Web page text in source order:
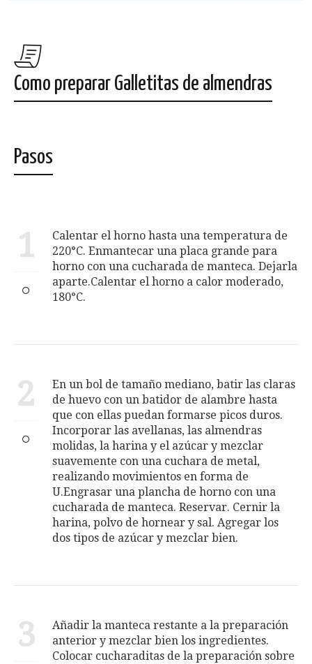
Como preparar Galletitas de almendras
Pasos
1
Calentar el horno hasta una temperatura de
220°C. Enmantecar una placa grande para
horno con una cucharada de manteca. Dejarla
aparte.Calentar el horno a calor moderado,
180°C.
2
En un bol de tamaño mediano, batir las claras
de huevo con un batidor de alambre hasta
que con ellas puedan formarse picos duros.
Incorporar las avellanas, las almendras
molidas, la harina y el azúcar y mezclar
suavemente con una cuchara de metal,
realizando movimientos en forma de
U.Engrasar una plancha de horno con una
cucharada de manteca. Reservar. Cernir la
harina, polvo de hornear y sal. Agregar los
dos tipos de azúcar y mezclar bien.
3
Añadir la manteca restante a la preparación
anterior y mezclar bien los ingredientes.
Colocar cucharaditas de la preparación sobre